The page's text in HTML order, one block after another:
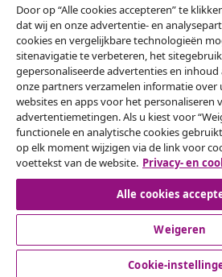
Zakelijk
vidaXL
Ontdek meer
© 2008-2026 vidaXL www.vidaxl.nl is
Marketplace
Door op “Alle cookies accepteren” te
dat wij en onze advertentie- en
cookies en vergelijkbare technologieën
sitenavigatie te verbeteren, het
gepersonaliseerde advertenties en inhoud
onze partners verzamelen informatie over
websites en apps voor het personaliseren
advertentiemetingen. Als u kiest voor
functionele en analytische cookies
op elk moment wijzigen via de link voor
voettekst van de website. Privacy- en
Alle cookies
Weigeren
Cookie-